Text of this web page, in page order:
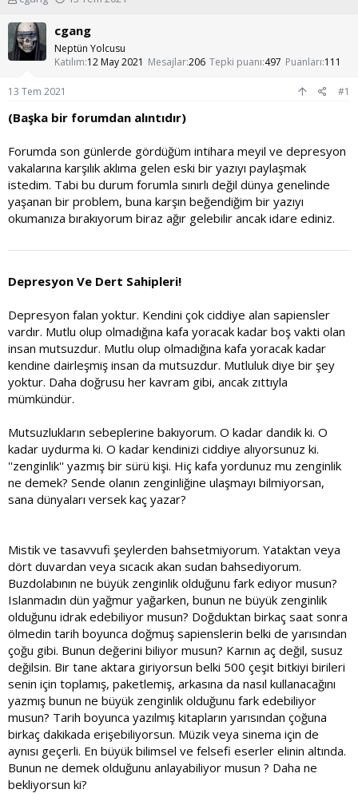
n
u
y
a
ş
l
t
a
n
ş
l
a
n
ç
r
i
h
i
cgang
Neptün Yolcusu
Katılım 12 May 2021 Mesajlar206 Tepki puanı 497 Puanları 111
13 Tem 2021 #1
(Başka bir forumdan alıntıdır)
Forumda son günlerde gördüğüm intihara meyil ve depresyon
vakalarına karşılık aklıma gelen eski bir yazıyı paylaşmak
istedim. Tabi bu durum forumla sınırlı değil dünya genelinde
yaşanan bir problem, buna karşın beğendiğim bir yazıyı
okumanıza bırakıyorum biraz ağır gelebilir ancak idare ediniz.
Depresyon Ve Dert Sahipleri!
Depresyon falan yoktur. Kendini çok ciddiye alan sapiensler
vardır. Mutlu olup olmadığına kafa yoracak kadar boş vakti olan
insan mutsuzdur. Mutlu olup olmadığına kafa yoracak kadar
kendine dairleşmiş insan da mutsuzdur. Mutluluk diye bir şey
yoktur. Daha doğrusu her kavram gibi, ancak zıttıyla
mümkündür.
Mutsuzlukların sebeplerine bakıyorum. O kadar dandik ki. O
kadar uydurma ki. O kadar kendinizi ciddiye alıyorsunuz ki.
''zenginlik'' yazmış bir sürü kişi. Hiç kafa yordunuz mu zenginlik
ne demek? Sende olanın zenginliğine ulaşmayı bilmiyorsan,
sana dünyaları versek kaç yazar?
Mistik ve tasavvufi şeylerden bahsetmiyorum. Yataktan veya
dört duvardan veya sıcacık akan sudan bahsediyorum.
Buzdolabının ne büyük zenginlik olduğunu fark ediyor musun?
Islanmadın dün yağmur yağarken, bunun ne büyük zenginlik
olduğunu idrak edebiliyor musun? Doğduktan birkaç saat sonra
ölmedin tarih boyunca doğmuş sapienslerin belki de yarısından
çoğu gibi. Bunun değerini biliyor musun? Karnın aç değil, susuz
değilsin. Bir tane aktara giriyorsun belki 500 çeşit bitkiyi birileri
senin için toplamış, paketlemiş, arkasına da nasıl kullanacağını
yazmış bunun ne büyük zenginlik olduğunu fark edebiliyor
musun? Tarih boyunca yazılmış kitapların yarısından çoğuna
birkaç dakikada erişebiliyorsun. Müzik veya sinema için de
aynısı geçerli. En büyük bilimsel ve felsefi eserler elinin altında.
Bunun ne demek olduğunu anlayabiliyor musun ? Daha ne
bekliyorsun ki?